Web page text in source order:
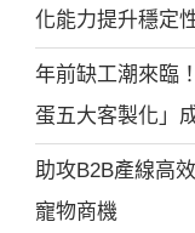
化能力提升穩定
年前缺工潮來臨
蛋五大客製化」
助攻B2B產線高
寵物商機